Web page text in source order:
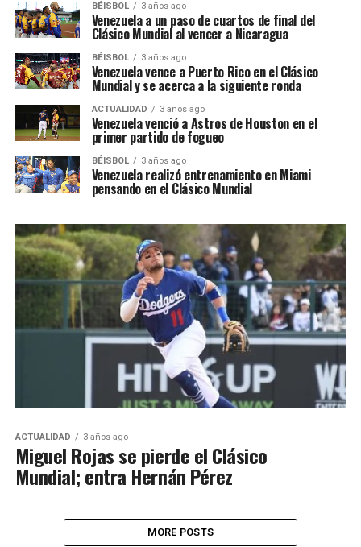
BÉISBOL 3 años ago
Venezuela a un paso de cuartos de final del
Clásico Mundial al vencer a Nicaragua
BÉISBOL 3 años ago
Venezuela vence a Puerto Rico en el Clásico
Mundial y se acerca a la siguiente ronda
ACTUALIDAD 3 años ago
Venezuela venció a Astros de Houston en el
primer partido de fogueo
BÉISBOL 3 años ago
Venezuela realizó entrenamiento en Miami
pensando en el Clásico Mundial
ACTUALIDAD 3 años ago
Miguel Rojas se pierde el Clásico
Mundial; entra Hernán Pérez
MORE POSTS